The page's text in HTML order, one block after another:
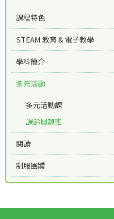
課程特色
STEAM 教育 & 電子教學
學科簡介
多元活動
多元活動課
課餘興趣班
閱讀
制服團體